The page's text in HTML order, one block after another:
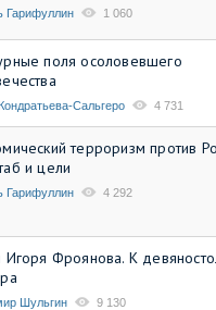
Гарифуллин 1 060
поля осоловевшего
Сальгеро 4 731
терроризм против
и цели
Гарифуллин 4 292
Игоря Фроянова. К
Шульгин 9 130